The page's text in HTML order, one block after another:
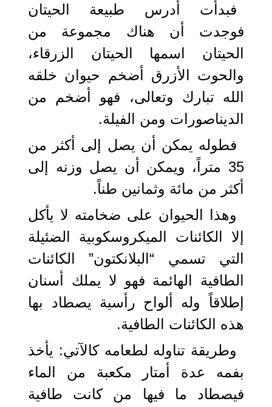
فبدأت أدرس طبيعة الحيتان
فوجدت أن هناك مجموعة من
الحيتان اسمها الحيتان الزرقاء،
والحوت الأزرق أضخم حيوان خلقه
الله تبارك وتعالى، فهو أضخم من
الديناصورات ومن الفيلة.
فطوله يمكن أن يصل إلى أكثر من
35 متراً، ويمكن أن يصل وزنه إلى
أكثر من مائة وثمانين طناً.
وهذا الحيوان على ضخامته لا يأكل
إلا الكائنات الميكروسكوبية الضئيلة
التي تسمي “البلانكتون” الكائنات
الطافية الهائمة فهو لا يملك أسنان
إطلاقاً وله ألواح رأسية يصطاد بها
هذه الكائنات الطافية.
وطريقة تناوله لطعامه كالآتي: يأخذ
بفمه عدة أمتار مكعبة من الماء
فيصطاد ما فيها من كانت طافية